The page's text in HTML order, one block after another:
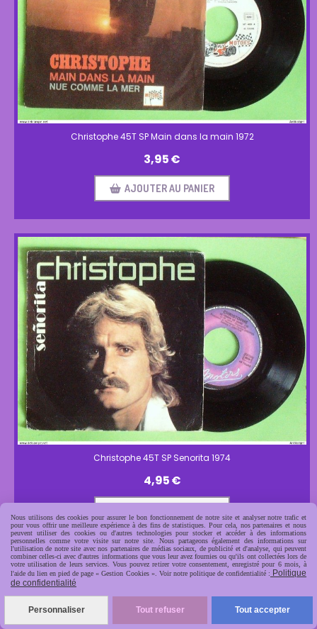
Christophe 45T SP Main dans la main 1972
3,95€
AJOUTER AU PANIER
Christophe 45T SP Senorita 1974
4,95€
Nous utilisons des cookies pour assurer le bon fonctionnement de notre site et analyser notre trafic et
pour vous offrir une meilleure expérience à des fins de statistiques. Pour cela, nos partenaires et nous
peuvent utiliser des cookies ou d'autres technologies pour stocker et accéder à des informations
personnelles comme votre visite sur notre site. Nous partageons également des informations sur
l'utilisation de notre site avec nos partenaires de médias sociaux, de publicité et d'analyse, qui peuvent
combiner celles-ci avec d'autres informations que vous leur avez fournies ou qu'ils ont collectées lors de
votre utilisation de leurs services. Vous pouvez retirer votre consentement, enregistré pour 6 mois, à
l'aide du lien en pied de page « Gestion Cookies ». Voir notre politique de confidentialité : Politique
de confidentialité
Personnaliser Tout refuser Tout accepter